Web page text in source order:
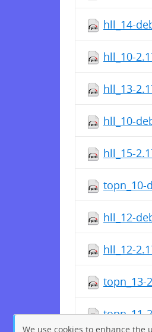
hll_14-
hll_10-
hll_13-
hll_10-
hll_15-
topn_10-
hll_12-
hll_12-
topn_13-
topn_11-
We use cookies to enhance the